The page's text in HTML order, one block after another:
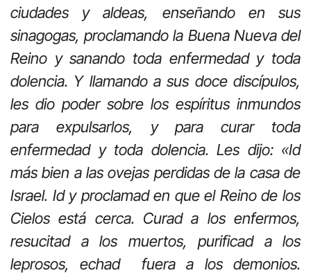
ciudades y aldeas, enseñando en sus
sinagogas, proclamando la Buena Nueva del
Reino y sanando toda enfermedad y toda
dolencia. Y llamando a sus doce discípulos,
les dio poder sobre los espíritus inmundos
para expulsarlos, y para curar toda
enfermedad y toda dolencia. Les dijo: «Id
más bien a las ovejas perdidas de la casa de
Israel. Id y proclamad en que el Reino de los
Cielos está cerca. Curad a los enfermos,
resucitad a los muertos, purificad a los
leprosos, echad fuera a los demonios.